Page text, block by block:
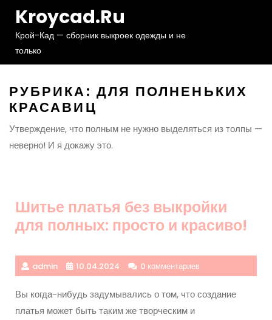
содержимому
Kroycad.ru
Крой-Кад — сборник выкроек одежды и не
только
РУБРИКА: ДЛЯ ПОЛНЕНЬКИХ
КРАСАВИЦ
Утверждение, что полным не нужно выделяться из толпы —
неверно! И я докажу это.
Шитье платья без выкройки
для полных: просто и красиво!
admin 10.04.2024 0 комментариев
Вы когда-нибудь задумывались о том, что создание
платья может быть таким же творческим и